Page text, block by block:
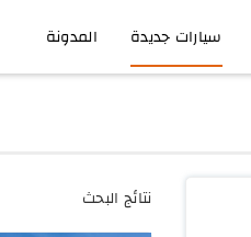
سيارات جديدة المدونة
نتائج البحث